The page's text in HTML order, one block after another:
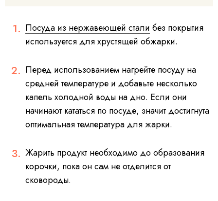
Посуда из нержавеющей стали без покрытия
используется для хрустящей обжарки.
Перед использованием нагрейте посуду на
средней температуре и добавьте несколько
капель холодной воды на дно. Если они
начинают кататься по посуде, значит достигнута
оптимальная температура для жарки.
Жарить продукт необходимо до образования
корочки, пока он сам не отделится от
сковороды.